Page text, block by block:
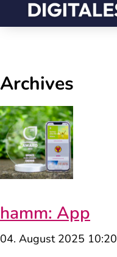
Archives
hamm: App
04. August 2025 10:20